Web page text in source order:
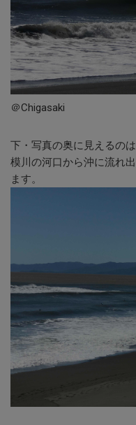
＠Chigasaki
下・写真の奥に見えるの
模川の河口から沖に流れ
ます。